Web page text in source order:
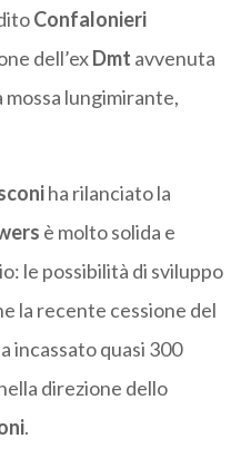
Confalonieri
dell’exDmt avvenuta
mossa lungimirante,
ha rilanciato la
è molto solida e
le possibilità di sviluppo
la recente cessione del
incassato quasi 300
direzione dello
.